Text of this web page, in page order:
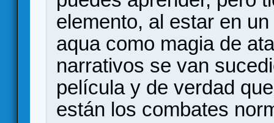
elemento, al estar en
aqua como magia de
narrativos se van
película y de verdad
están los combates